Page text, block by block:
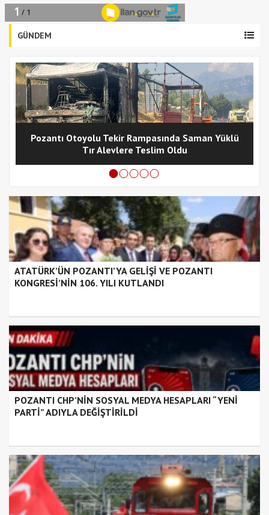
GÜNDEM
Pozantı Otoyolu Tekir Rampasında Saman Yüklü
Tır Alevlere Teslim Oldu
ATATÜRK’ÜN POZANTI’YA GELİŞİ VE POZANTI
KONGRESİ’NİN 106. YILI KUTLANDI
POZANTI CHP’NİN SOSYAL MEDYA HESAPLARI “YENİ
PARTİ” ADIYLA DEĞİŞTİRİLDİ